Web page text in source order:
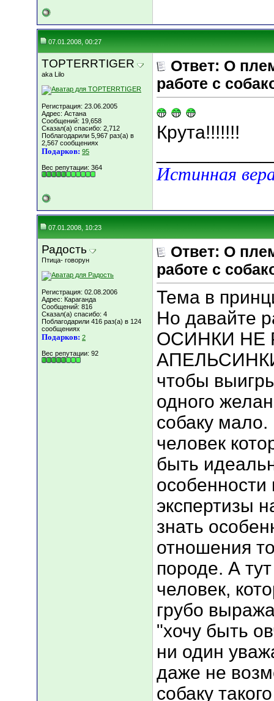
07.01.2008, 00:27
TOPTERRTIGER
aka Lilo
Регистрация: 23.06.2005
Адрес: Астана
Сообщений: 19,658
Сказал(а) спасибо: 2,712
Поблагодарили 5,967 раз(а) в
2,567 сообщениях
Подарков: 95
Вес репутации: 364
Ответ: О
работе с
Крута!!!!!!!
Истинная
07.01.2008, 10:23
Радость
Птица- говорун
Регистрация: 02.08.2006
Адрес: Караганда
Сообщений: 816
Сказал(а) спасибо: 4
Поблагодарили 416 раз(а) в 124
сообщениях
Подарков: 2
Вес репутации: 92
Ответ: О
работе с
Тема в
Но давайте
ОСИНКИ НЕ
чтобы
одного
собаку
человек
быть
особенности
экспертизы
знать
отношения
породе. А
человек,
грубо
"хочу быть
ни один
даже не
собаку